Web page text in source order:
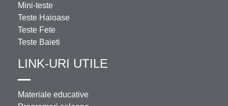
Mini-teste
Teste Haioase
Teste Fete
Teste Baieti
LINK-URI UTILE
Materiale educative